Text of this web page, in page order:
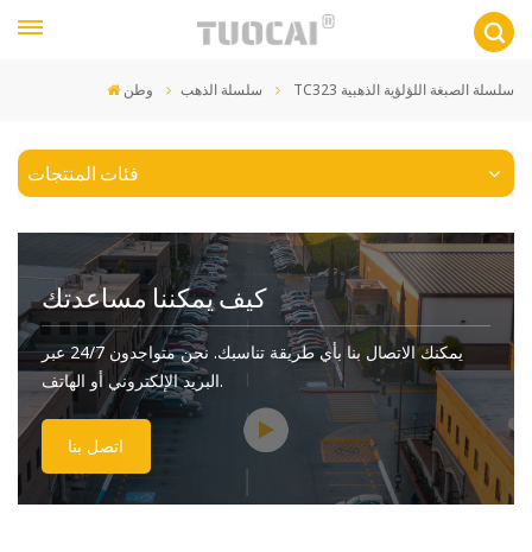
وطن سلسلة الذهب TC323 سلسلة الصبغة اللؤلؤية الذهبية
فئات المنتجات
كيف يمكننا مساعدتك
يمكنك الاتصال بنا بأي طريقة تناسبك. نحن متواجدون 24/7 عبر
البريد الإلكتروني أو الهاتف.
اتصل بنا